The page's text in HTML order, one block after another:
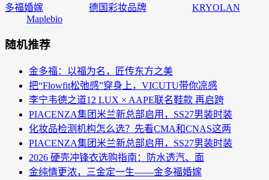
多福婚嫁
德国彩妆品牌
KRYOLAN
Maplebio
随机推荐
金多福：以福为名，匠传东方之美
把“Flowfit松弛感”穿身上，VICUTU带你凉感
李宁韦德之道12 LUX × AAPE联名鞋款 再启跨
PIACENZA集团米兰新总部启用，SS27男装时装
化妆品检测机构怎么选？先看CMA和CNAS这两
PIACENZA集团米兰新总部启用，SS27男装时装
2026 硬壳冲锋衣选购指南：防水透汽、面
金纯情更浓，三金定一生——金多福婚嫁